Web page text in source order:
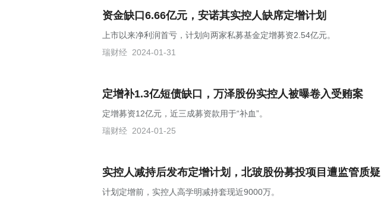
资金缺口6.66亿元，安诺其实控人缺席定增计划
上市以来净利润首亏，计划向两家私募基金定增募资2.54亿元。
瑞财经 2024-01-31
定增补1.3亿短债缺口，万泽股份实控人被曝卷入受贿案
定增募资12亿元，近三成募资款用于“补血”。
瑞财经 2024-01-25
实控人减持后发布定增计划，北玻股份募投项目遭监管质疑
计划定增前，实控人高学明减持套现近9000万。